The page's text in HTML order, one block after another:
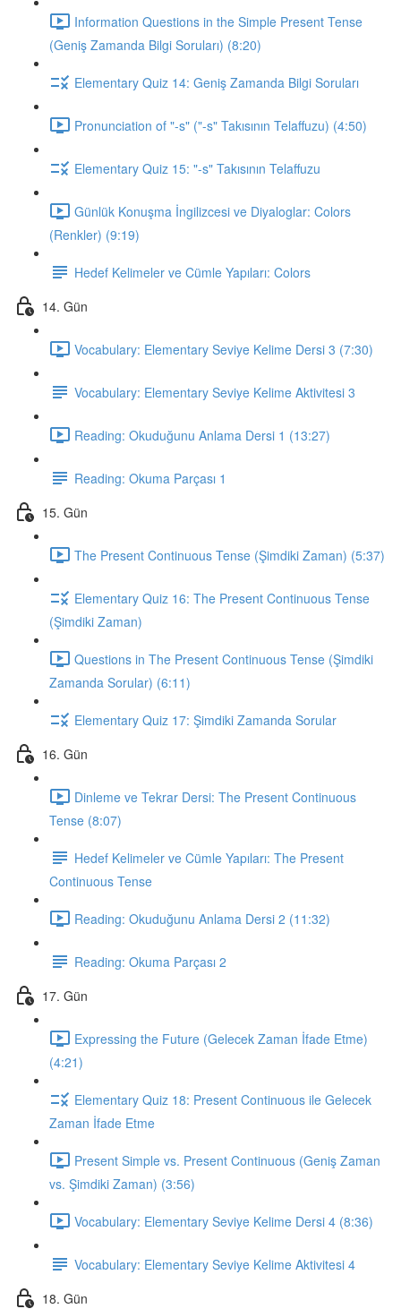
Information Questions in the Simple Present Tense
(Geniş Zamanda Bilgi Soruları) (8:20)
Elementary Quiz 14: Geniş Zamanda Bilgi Soruları
Pronunciation of "-s" ("-s" Takısının Telaffuzu) (4:50)
Elementary Quiz 15: "-s" Takısının Telaffuzu
Günlük Konuşma İngilizcesi ve Diyaloglar: Colors
(Renkler) (9:19)
Hedef Kelimeler ve Cümle Yapıları: Colors
14. Gün
Vocabulary: Elementary Seviye Kelime Dersi 3 (7:30)
Vocabulary: Elementary Seviye Kelime Aktivitesi 3
Reading: Okuduğunu Anlama Dersi 1 (13:27)
Reading: Okuma Parçası 1
15. Gün
The Present Continuous Tense (Şimdiki Zaman) (5:37)
Elementary Quiz 16: The Present Continuous Tense
(Şimdiki Zaman)
Questions in The Present Continuous Tense (Şimdiki
Zamanda Sorular) (6:11)
Elementary Quiz 17: Şimdiki Zamanda Sorular
16. Gün
Dinleme ve Tekrar Dersi: The Present Continuous
Tense (8:07)
Hedef Kelimeler ve Cümle Yapıları: The Present
Continuous Tense
Reading: Okuduğunu Anlama Dersi 2 (11:32)
Reading: Okuma Parçası 2
17. Gün
Expressing the Future (Gelecek Zaman İfade Etme)
(4:21)
Elementary Quiz 18: Present Continuous ile Gelecek
Zaman İfade Etme
Present Simple vs. Present Continuous (Geniş Zaman
vs. Şimdiki Zaman) (3:56)
Vocabulary: Elementary Seviye Kelime Dersi 4 (8:36)
Vocabulary: Elementary Seviye Kelime Aktivitesi 4
18. Gün